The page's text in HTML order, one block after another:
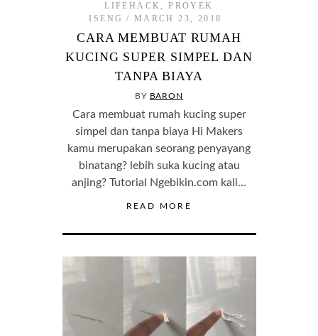
LIFEHACK ,PROYEK
ISENG
MARCH 23, 2018
CARA MEMBUAT RUMAH
KUCING SUPER SIMPEL DAN
TANPA BIAYA
BY BARON
Cara membuat rumah kucing super
simpel dan tanpa biaya Hi Makers
kamu merupakan seorang penyayang
binatang? lebih suka kucing atau
anjing? Tutorial Ngebikin.com kali…
READ MORE